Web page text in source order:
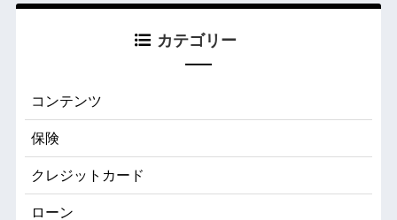
カテゴリー
コンテンツ
保険
クレジットカード
ローン